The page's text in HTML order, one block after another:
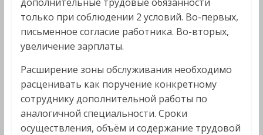
только при соблюдении 2 условий. Во-первых,
письменное согласие работника. Во-вторых,
увеличение зарплаты.
Расширение зоны обслуживания необходимо
расценивать как поручение конкретному
сотруднику дополнительной работы по
аналогичной специальности. Сроки
осуществления, объём и содержание трудовой